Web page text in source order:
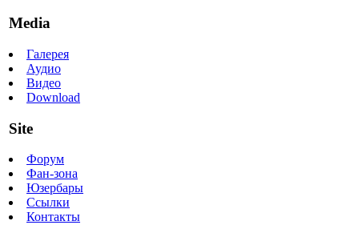
Media
Галерея
Аудио
Видео
Download
Site
Форум
Фан-зона
Юзербары
Ссылки
Контакты